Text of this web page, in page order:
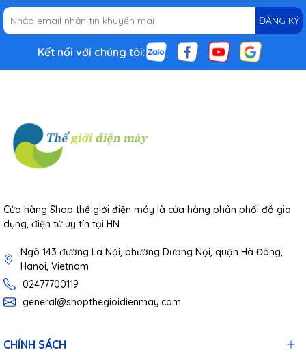
ĐĂNG KÝ
Kết nối với chúng tôi:
Cửa hàng Shop thế giới điện máy là cửa hàng phân phối đồ gia
dụng, điện tử uy tín tại HN
Ngõ 143 đường La Nội, phường Dương Nội, quận Hà Đông,
Hanoi, Vietnam
02477700119
general@shopthegioidienmay.com
CHÍNH SÁCH